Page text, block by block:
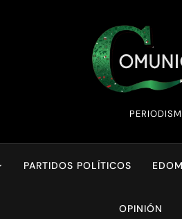
PARTIDOS POLÍTICOS
OPINIÓN